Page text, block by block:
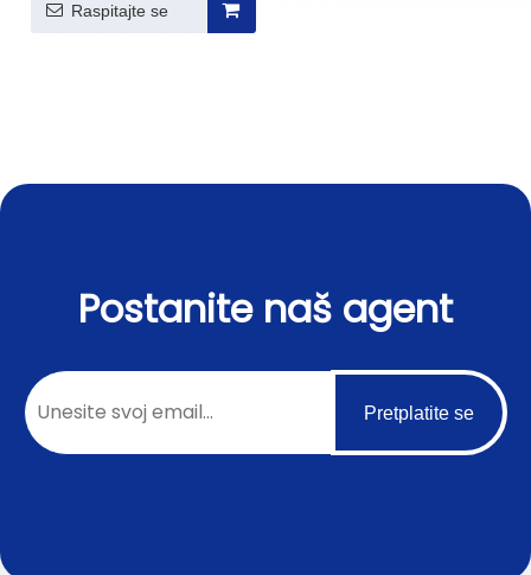
Raspitajte se
Postanite naš agent
Pretplatite se